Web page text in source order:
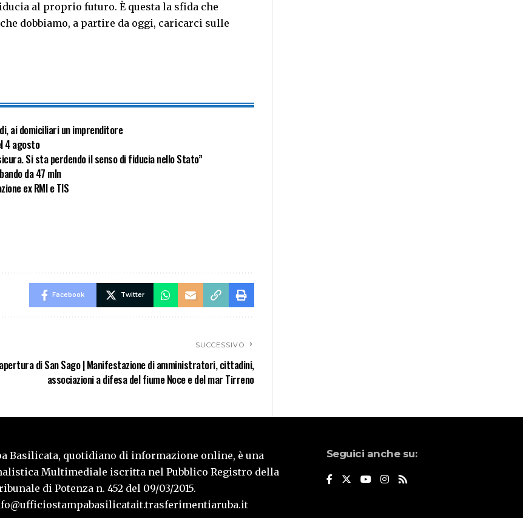
al proprio futuro. È questa la sfida che
dobbiamo, a partire da oggi, caricarci sulle
ai domiciliari un imprenditore
4 agosto
Si sta perdendo il senso di fiducia nello Stato”
da 47 mln
ex RMI e TIS
Facebook Twitter
SUCCESSIVO
di San Sago | Manifestazione di amministratori, cittadini,
associazioni a difesa del fiume Noce e del mar Tirreno
Basilicata, quotidiano di informazione online, è una
Multimediale iscritta nel Pubblico Registro della
di Potenza n. 452 del 09/03/2015.
Seguici anche su: